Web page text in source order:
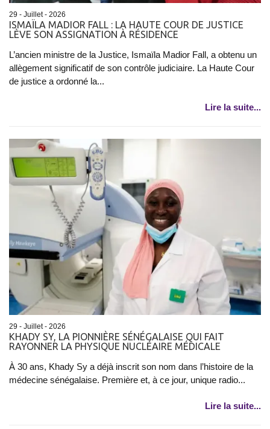
29 - Juillet - 2026
ISMAÏLA MADIOR FALL : LA HAUTE COUR DE JUSTICE
LÈVE SON ASSIGNATION À RÉSIDENCE
L’ancien ministre de la Justice, Ismaïla Madior Fall, a obtenu un
allègement significatif de son contrôle judiciaire. La Haute Cour
de justice a ordonné la...
Lire la suite...
29 - Juillet - 2026
KHADY SY, LA PIONNIÈRE SÉNÉGALAISE QUI FAIT
RAYONNER LA PHYSIQUE NUCLÉAIRE MÉDICALE
À 30 ans, Khady Sy a déjà inscrit son nom dans l’histoire de la
médecine sénégalaise. Première et, à ce jour, unique radio...
Lire la suite...